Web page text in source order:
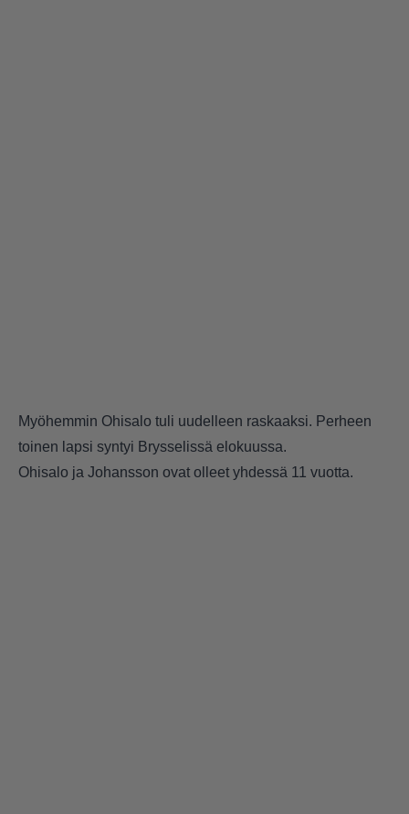
Myöhemmin Ohisalo tuli uudelleen raskaaksi. Perheen
toinen lapsi syntyi Brysselissä elokuussa.
Ohisalo ja Johansson ovat olleet yhdessä 11 vuotta.